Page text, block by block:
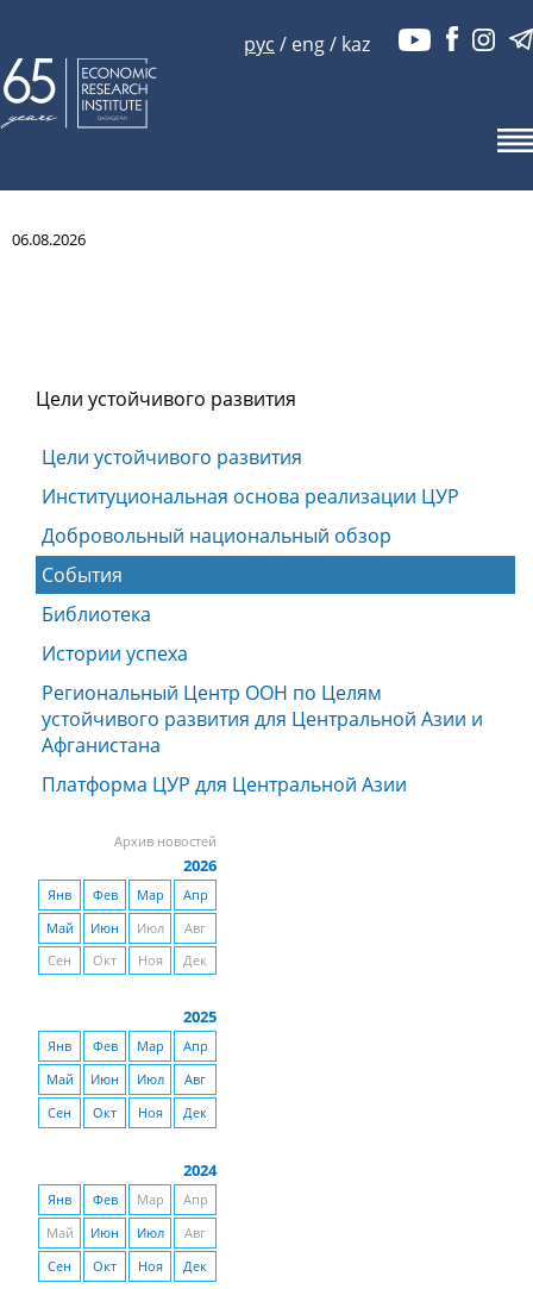
рус / eng/ kaz
06.08.2026
Цели устойчивого развития
Цели устойчивого развития
Институциональная основа реализации ЦУР
Добровольный национальный обзор
События
Библиотека
Истории успеха
Региональный Центр ООН по Целям
устойчивого развития для Центральной Азии и
Афганистана
Платформа ЦУР для Центральной Азии
Архив новостей
2026
Янв Фев Мар
Апр
Май
Июн Июл
Авг
Сен
Окт Ноя Дек
2025
Янв Фев Мар
Апр
Май
Июн Июл
Авг
Сен
Окт Ноя Дек
2024
Янв Фев Мар
Апр
Май
Июн Июл
Авг
Сен
Окт Ноя Дек